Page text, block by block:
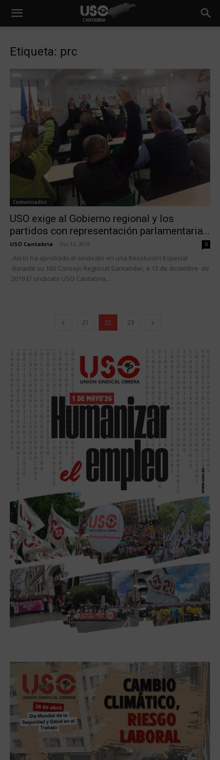
Etiqueta: prc
Comunicados
USO exige al Gobierno regional y los
partidos con representación parlamentaria...
USO Cantabria Dic 13, 2019 0
. Así lo ha aprobado el sindicato en una Resolución Especial
durante su 160 Consejo Regional Santander, a 13 de diciembre de
2019 El sindicato USO Cantabria,...
21 22 23